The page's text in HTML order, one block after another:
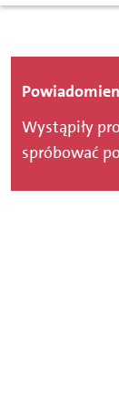
Wystąpiły
spróbować